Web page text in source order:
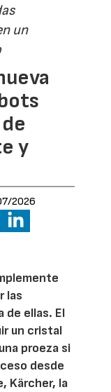
un
y
2026
las
de ellas. El
un cristal
proeza si
desde
Kärcher, la